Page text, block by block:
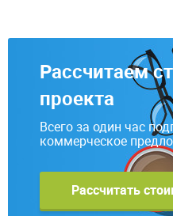
Рассчитаем
проекта
Всего за один час
коммерческое
Рассчитать